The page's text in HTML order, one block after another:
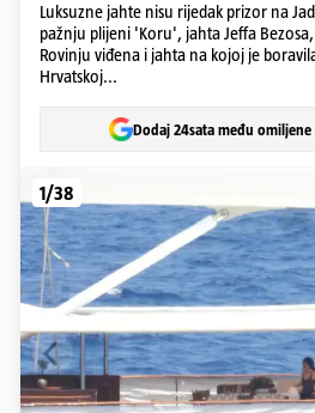
Luksuzne jahte nisu rijedak prizor na
pažnju plijeni 'Koru', jahta Jeffa
Rovinju viđena i jahta na kojoj je
Hrvatskoj...
Dodaj 24sata među omiljene
1/38